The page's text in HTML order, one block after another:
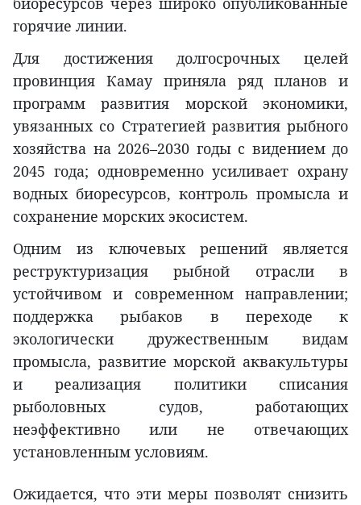
горячие линии.
Для достижения долгосрочных целей
провинция Камау приняла ряд планов и
программ развития морской экономики,
увязанных со Стратегией развития рыбного
хозяйства на 2026–2030 годы с видением до
2045 года; одновременно усиливает охрану
водных биоресурсов, контроль промысла и
сохранение морских экосистем.
Одним из ключевых решений является
реструктуризация рыбной отрасли в
устойчивом и современном направлении;
поддержка рыбаков в переходе к
экологически дружественным видам
промысла, развитие морской аквакультуры
и реализация политики списания
рыболовных судов, работающих
неэффективно или не отвечающих
установленным условиям.
Ожидается, что эти меры позволят снизить